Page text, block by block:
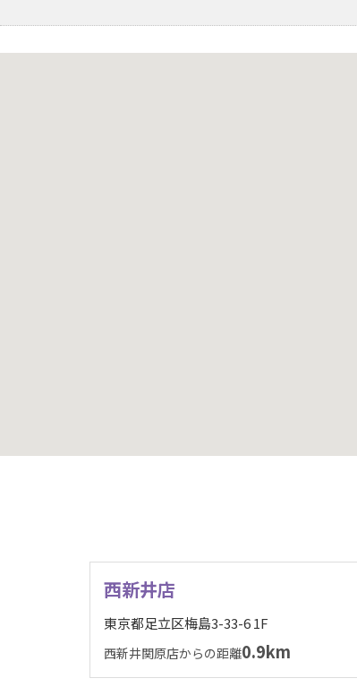
西新井店
東京都足立区梅島3-33-6 1F
西新井関原店からの距離0.9km